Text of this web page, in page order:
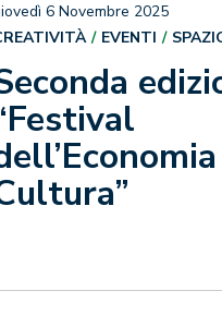
6 Novembre 2025
EVENTI